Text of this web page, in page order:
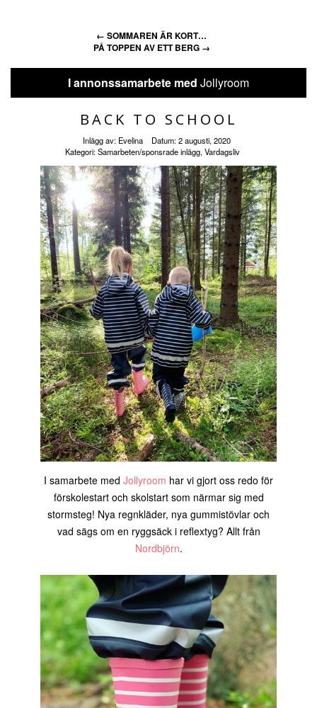
← SOMMAREN ÄR KORT…
PÅ TOPPEN AV ETT BERG →
I annonssamarbete med Jollyroom
BACK TO SCHOOL
Inlägg av: Evelina Datum:2 augusti, 2020
Kategori:Samarbeten/sponsrade inlägg, Vardagsliv
I samarbete med Jollyroom har vi gjort oss redo för
förskolestart och skolstart som närmar sig med
stormsteg! Nya regnkläder, nya gummistövlar och
vad sägs om en ryggsäck i reflextyg? Allt från
Nordbjörn.